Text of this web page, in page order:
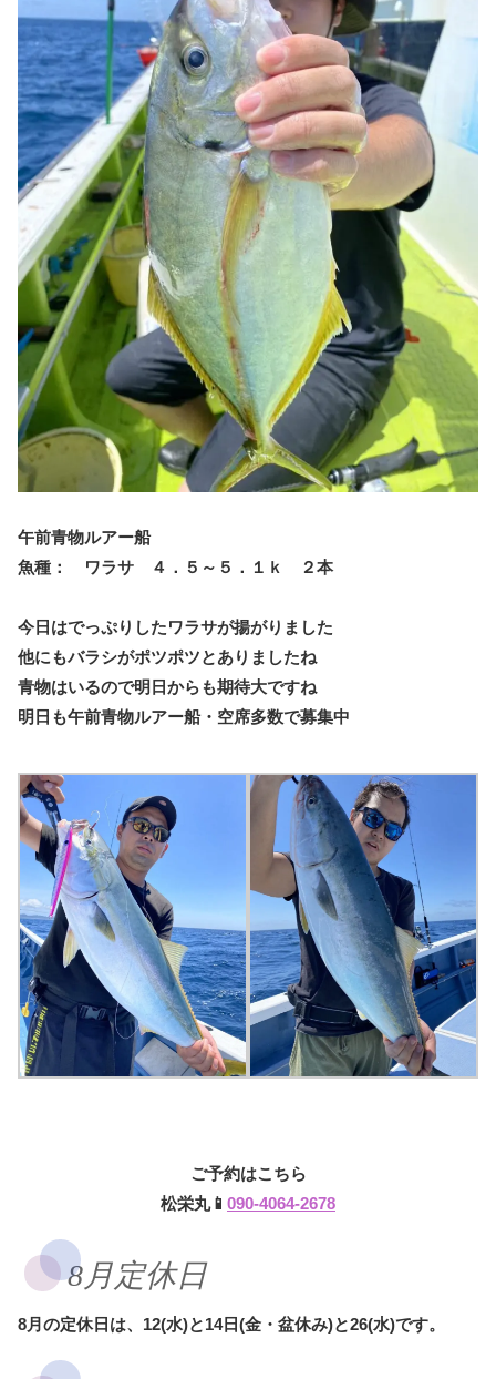
午前青物ルアー船
魚種： ワラサ ４．５～５．１ｋ ２本
今日はでっぷりしたワラサが揚がりました
他にもバラシがポツポツとありましたね
青物はいるので明日からも期待大ですね
明日も午前青物ルアー船・空席多数で募集中
ご予約はこちら
松栄丸📱 090-4064-2678
8月定休日
8月の定休日は、12(水)と14日(金・盆休み)と26(水)です。